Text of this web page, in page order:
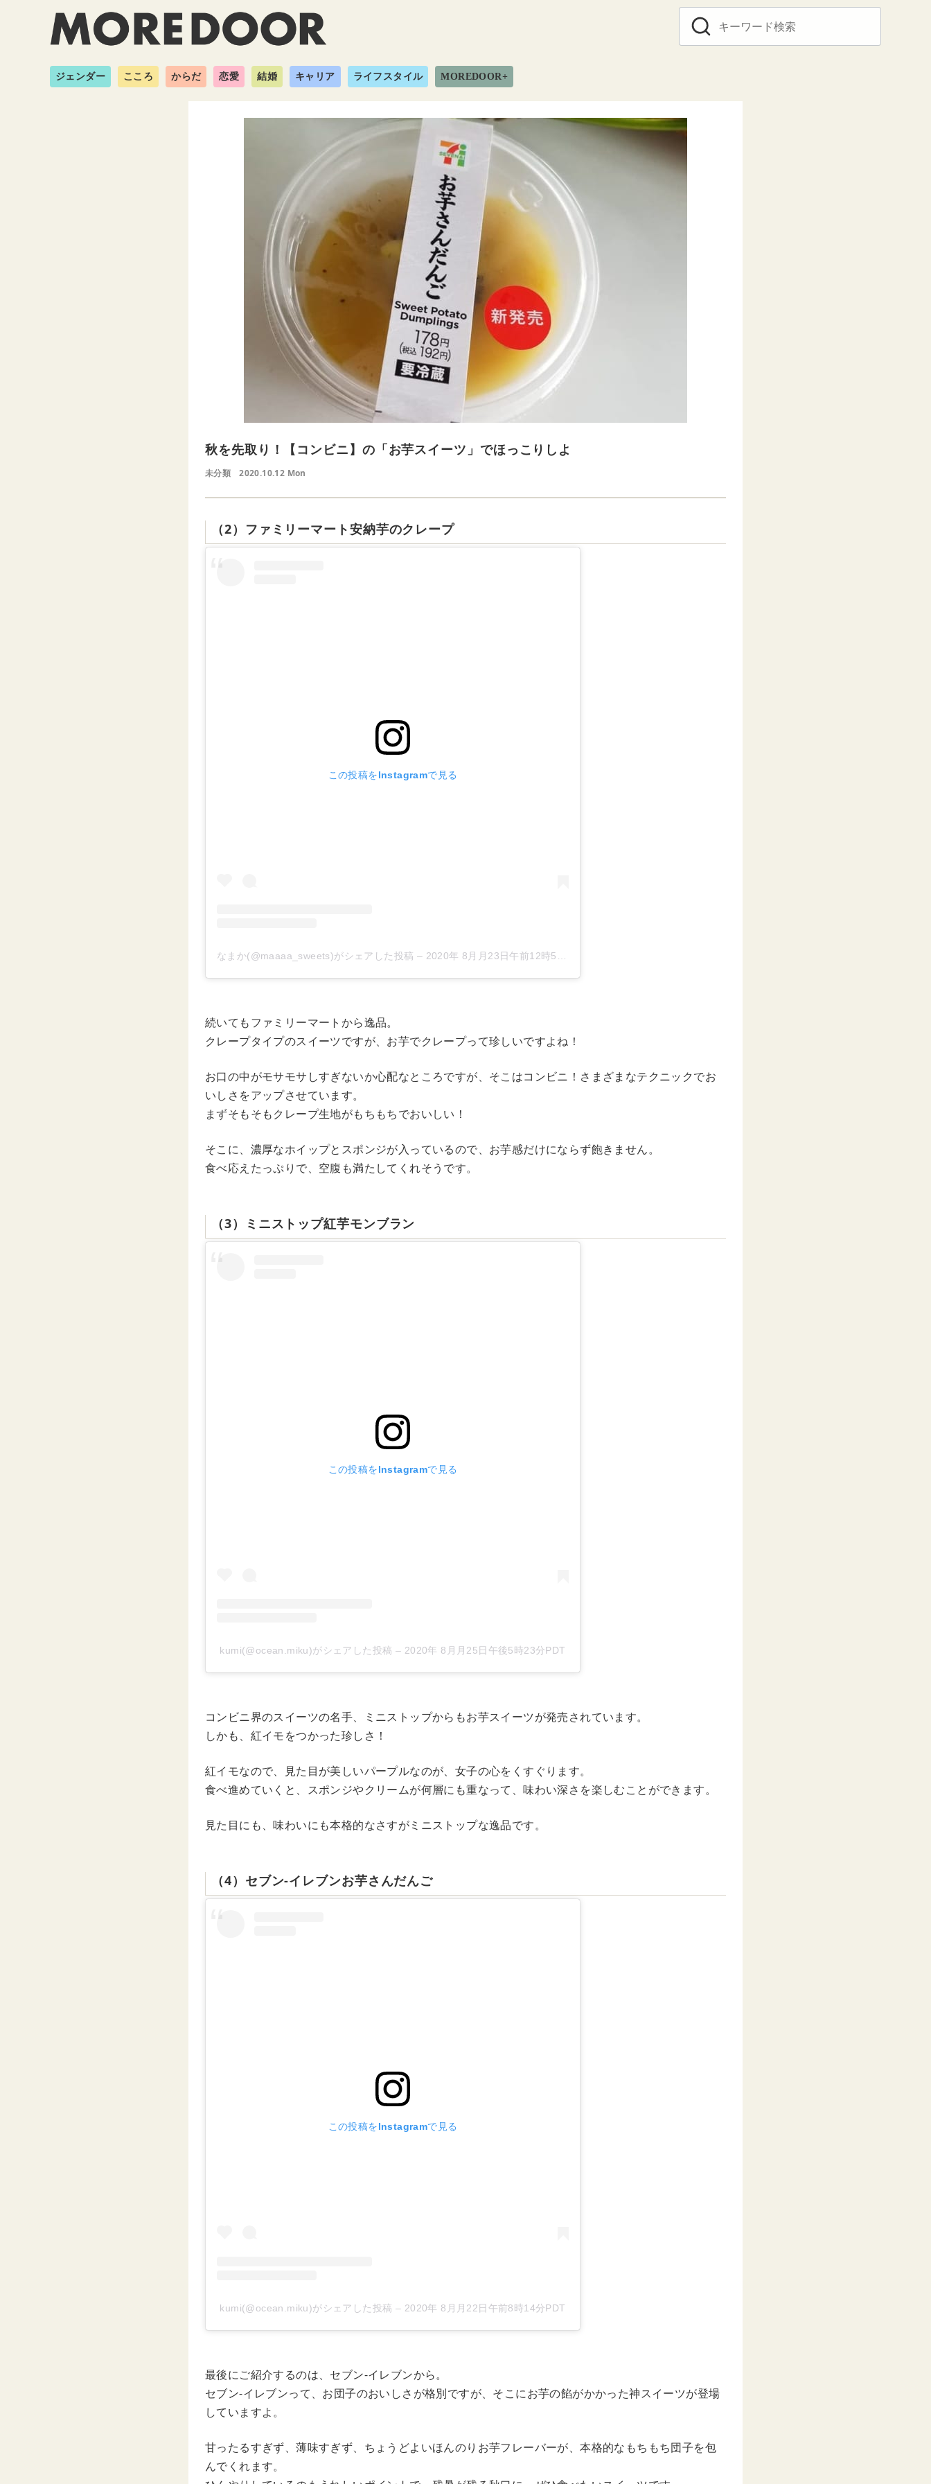
ジェンダー こころ からだ 恋愛 結婚 キャリア ライフスタイル MOREDOOR+
秋を先取り！【コンビニ】の「お芋スイーツ」でほっこりしよ
未分類 2020.10.12 Mon
（2）ファミリーマート安納芋のクレープ
この投稿をInstagramで見る
なまか(@maaaa_sweets)がシェアした投稿 – 2020年 8月月23日午前12時57分PDT
続いてもファミリーマートから逸品。
クレープタイプのスイーツですが、お芋でクレープって珍しいですよね！
お口の中がモサモサしすぎないか心配なところですが、そこはコンビニ！さまざまなテクニックでお
いしさをアップさせています。
まずそもそもクレープ生地がもちもちでおいしい！
そこに、濃厚なホイップとスポンジが入っているので、お芋感だけにならず飽きません。
食べ応えたっぷりで、空腹も満たしてくれそうです。
（3）ミニストップ紅芋モンブラン
この投稿をInstagramで見る
kumi(@ocean.miku)がシェアした投稿 – 2020年 8月月25日午後5時23分PDT
コンビニ界のスイーツの名手、ミニストップからもお芋スイーツが発売されています。
しかも、紅イモをつかった珍しさ！
紅イモなので、見た目が美しいパープルなのが、女子の心をくすぐります。
食べ進めていくと、スポンジやクリームが何層にも重なって、味わい深さを楽しむことができます。
見た目にも、味わいにも本格的なさすがミニストップな逸品です。
（4）セブン-イレブンお芋さんだんご
この投稿をInstagramで見る
kumi(@ocean.miku)がシェアした投稿 – 2020年 8月月22日午前8時14分PDT
最後にご紹介するのは、セブン-イレブンから。
セブン-イレブンって、お団子のおいしさが格別ですが、そこにお芋の餡がかかった神スイーツが登場
していますよ。
甘ったるすぎず、薄味すぎず、ちょうどよいほんのりお芋フレーバーが、本格的なもちもち団子を包
んでくれます。